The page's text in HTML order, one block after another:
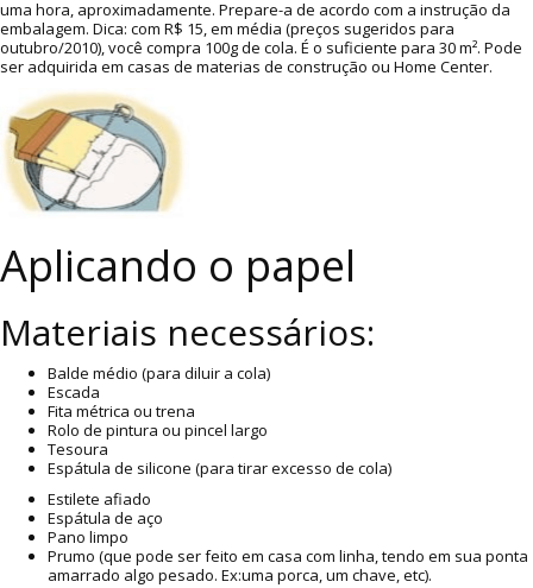
uma hora, aproximadamente. Prepare-a de acordo com a instrução da
embalagem. Dica: com R$ 15, em média (preços sugeridos para
outubro/2010), você compra 100g de cola. É o suficiente para 30 m². Pode
ser adquirida em casas de materias de construção ou Home Center.
Aplicando o papel
Materiais necessários:
Balde médio (para diluir a cola)
Escada
Fita métrica ou trena
Rolo de pintura ou pincel largo
Tesoura
Espátula de silicone (para tirar excesso de cola)
Estilete afiado
Espátula de aço
Pano limpo
Prumo (que pode ser feito em casa com linha, tendo em sua ponta
amarrado algo pesado. Ex:uma porca, um chave, etc).